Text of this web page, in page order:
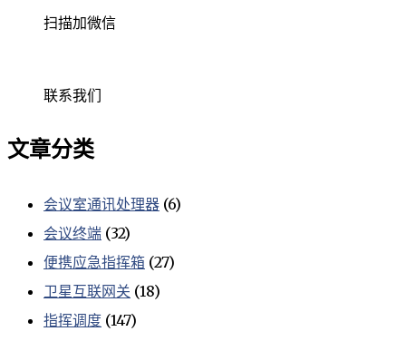
扫描加微信
联系我们
文章分类
会议室通讯处理器 (6)
会议终端 (32)
便携应急指挥箱 (27)
卫星互联网关 (18)
指挥调度 (147)